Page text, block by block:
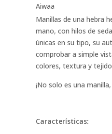
Aiwaa
Manillas de una hebra
mano, con hilos de
únicas en su tipo, su
comprobar a simple
colores, textura y
¡No solo es una
Características: